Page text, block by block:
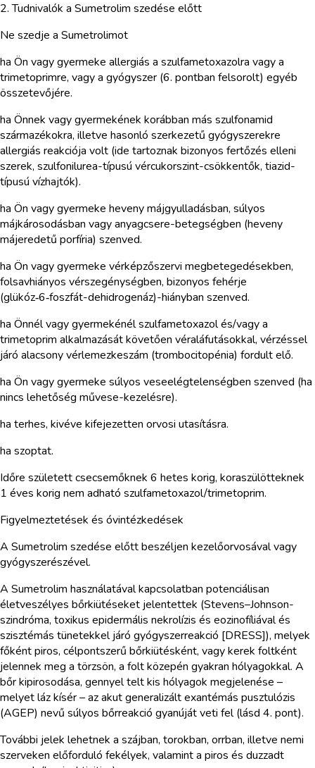
2. Tudnivalók a Sumetrolim szedése előtt
Ne szedje a Sumetrolimot
ha Ön vagy gyermeke allergiás a szulfametoxazolra vagy a
trimetoprimre, vagy a gyógyszer (6. pontban felsorolt) egyéb
összetevőjére.
ha Önnek vagy gyermekének korábban más szulfonamid
származékokra, illetve hasonló szerkezetű gyógyszerekre
allergiás reakciója volt (ide tartoznak bizonyos fertőzés elleni
szerek, szulfonilurea-típusú vércukorszint-csökkentők, tiazid-
típusú vízhajtók).
ha Ön vagy gyermeke heveny májgyulladásban, súlyos
májkárosodásban vagy anyagcsere-betegségben (heveny
májeredetű porfíria) szenved.
ha Ön vagy gyermeke vérképzőszervi megbetegedésekben,
folsavhiányos vérszegénységben, bizonyos fehérje
(glükóz‑6‑foszfát-dehidrogenáz)-hiányban szenved.
ha Önnél vagy gyermekénél szulfametoxazol és/vagy a
trimetoprim alkalmazását követően véraláfutásokkal, vérzéssel
járó alacsony vérlemezkeszám (trombocitopénia) fordult elő.
ha Ön vagy gyermeke súlyos veseelégtelenségben szenved (ha
nincs lehetőség művese-kezelésre).
ha terhes, kivéve kifejezetten orvosi utasításra.
ha szoptat.
Időre született csecsemőknek 6 hetes korig, koraszülötteknek
1 éves korig nem adható szulfametoxazol/trimetoprim.
Figyelmeztetések és óvintézkedések
A Sumetrolim szedése előtt beszéljen kezelőorvosával vagy
gyógyszerészével.
A Sumetrolim használatával kapcsolatban potenciálisan
életveszélyes bőrkiütéseket jelentettek (Stevens–Johnson-
szindróma, toxikus epidermális nekrolízis és eozinofíliával és
szisztémás tünetekkel járó gyógyszerreakció [DRESS]), melyek
főként piros, célpontszerű bőrkiütésként, vagy kerek foltként
jelennek meg a törzsön, a folt közepén gyakran hólyagokkal. A
bőr kipirosodása, gennyel telt kis hólyagok megjelenése –
melyet láz kísér – az akut generalizált exantémás pusztulózis
(AGEP) nevű súlyos bőrreakció gyanúját veti fel (lásd 4. pont).
További jelek lehetnek a szájban, torokban, orrban, illetve nemi
szerveken előforduló fekélyek, valamint a piros és duzzadt